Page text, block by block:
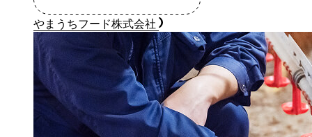
やまうちフード株式会社